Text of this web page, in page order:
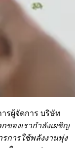
รผู้จัดการ บริษัท
ของเรากำลังเผชิญ
การใช้พลังงานพุ่ง